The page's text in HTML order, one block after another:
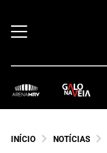
INÍCIO NOTÍCIAS